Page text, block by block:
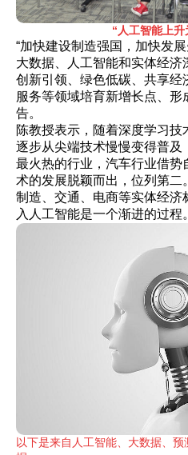
“人工智能上
“加快建设制造强国，加快发
大数据、人工智能和实体经济
创新引领、绿色低碳、共享
服务等领域培育新增长点、
告。
陈教授表示，随着深度学习
逐步从尖端技术慢慢变得普及
最火热的行业，汽车行业借势
术的发展脱颖而出，位列第二
制造、交通、电商等实体经济
入人工智能是一个渐进的过程。
以下是来自人 工智能、大数据、